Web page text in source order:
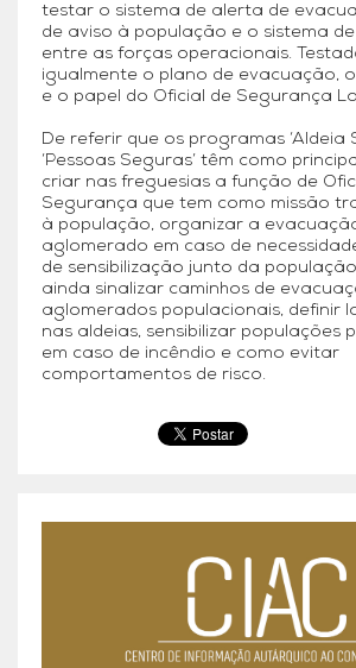
testar o sistema de alerta de
de aviso à população e o sistema
entre as forças operacionais.
igualmente o plano de evacuação,
e o papel do Oficial de Segurança
De referir que os programas ‘Aldeia
‘Pessoas Seguras’ têm como
criar nas freguesias a função de
Segurança que tem como missão
à população, organizar a
aglomerado em caso de
de sensibilização junto da
ainda sinalizar caminhos de
aglomerados populacionais, definir
nas aldeias, sensibilizar populações
em caso de incêndio e como evitar
comportamentos de risco.